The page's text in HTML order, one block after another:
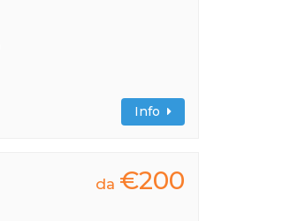
Info
da €200